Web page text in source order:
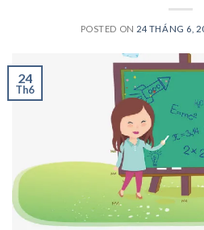
POSTED ON 24 THÁNG 6,
24
Th6